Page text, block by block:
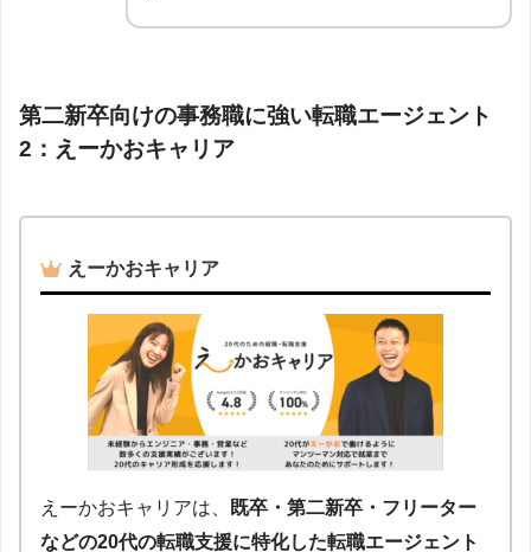
第二新卒向けの事務職に強い転職エージェント
2：えーかおキャリア
えーかおキャリア
えーかおキャリアは、
既卒・第二新卒・フリーター
などの20代の転職支援に特化した転職エージェント